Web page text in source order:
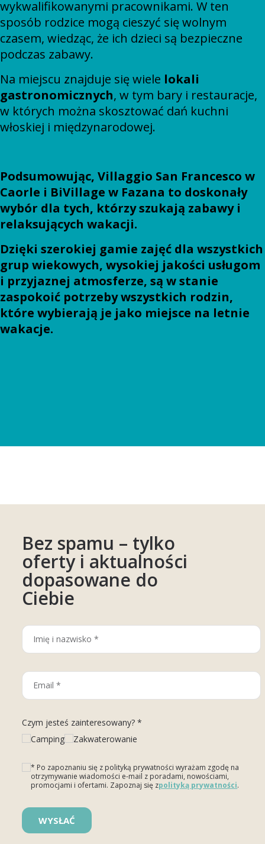
wykwalifikowanymi pracownikami. W ten
sposób rodzice mogą cieszyć się wolnym
czasem, wiedząc, że ich dzieci są bezpieczne
podczas zabawy.
Na miejscu znajduje się wiele lokali
gastronomicznych, w tym bary i restauracje,
w których można skosztować dań kuchni
włoskiej i międzynarodowej.
Podsumowując, Villaggio San Francesco w
Caorle i BiVillage w Fazana to doskonały
wybór dla tych, którzy szukają zabawy i
relaksujących wakacji.
Dzięki szerokiej gamie zajęć dla wszystkich
grup wiekowych, wysokiej jakości usługom
i przyjaznej atmosferze, są w stanie
zaspokoić potrzeby wszystkich rodzin,
które wybierają je jako miejsce na letnie
wakacje.
Bez spamu – tylko
oferty i aktualności
dopasowane do
Ciebie
Czym jesteś zainteresowany? *
Camping
Zakwaterowanie
* Po zapoznaniu się z polityką prywatności wyrażam zgodę na
otrzymywanie wiadomości e-mail z poradami, nowościami,
promocjami i ofertami. Zapoznaj się zpolityką prywatności.
Please leave this field empty.